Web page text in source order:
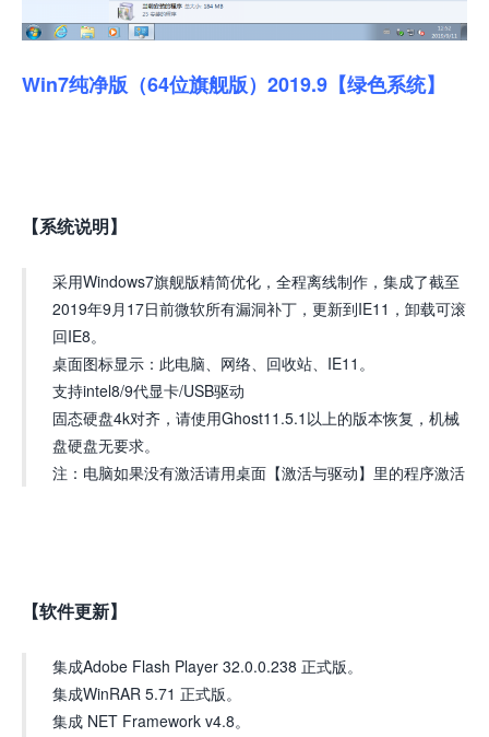
Win7纯净版（64位旗舰版）2019.9【绿色系统】
【系统说明】
采用Windows7旗舰版精简优化，全程离线制作，集成了截至
2019年9月17日前微软所有漏洞补丁，更新到IE11，卸载可滚
回IE8。
桌面图标显示：此电脑、网络、回收站、IE11。
支持intel8/9代显卡/USB驱动
固态硬盘4k对齐，请使用Ghost11.5.1以上的版本恢复，机械
盘硬盘无要求。
注：电脑如果没有激活请用桌面【激活与驱动】里的程序激活
【软件更新】
集成Adobe Flash Player 32.0.0.238 正式版。
集成WinRAR 5.71 正式版。
集成 NET Framework v4.8。